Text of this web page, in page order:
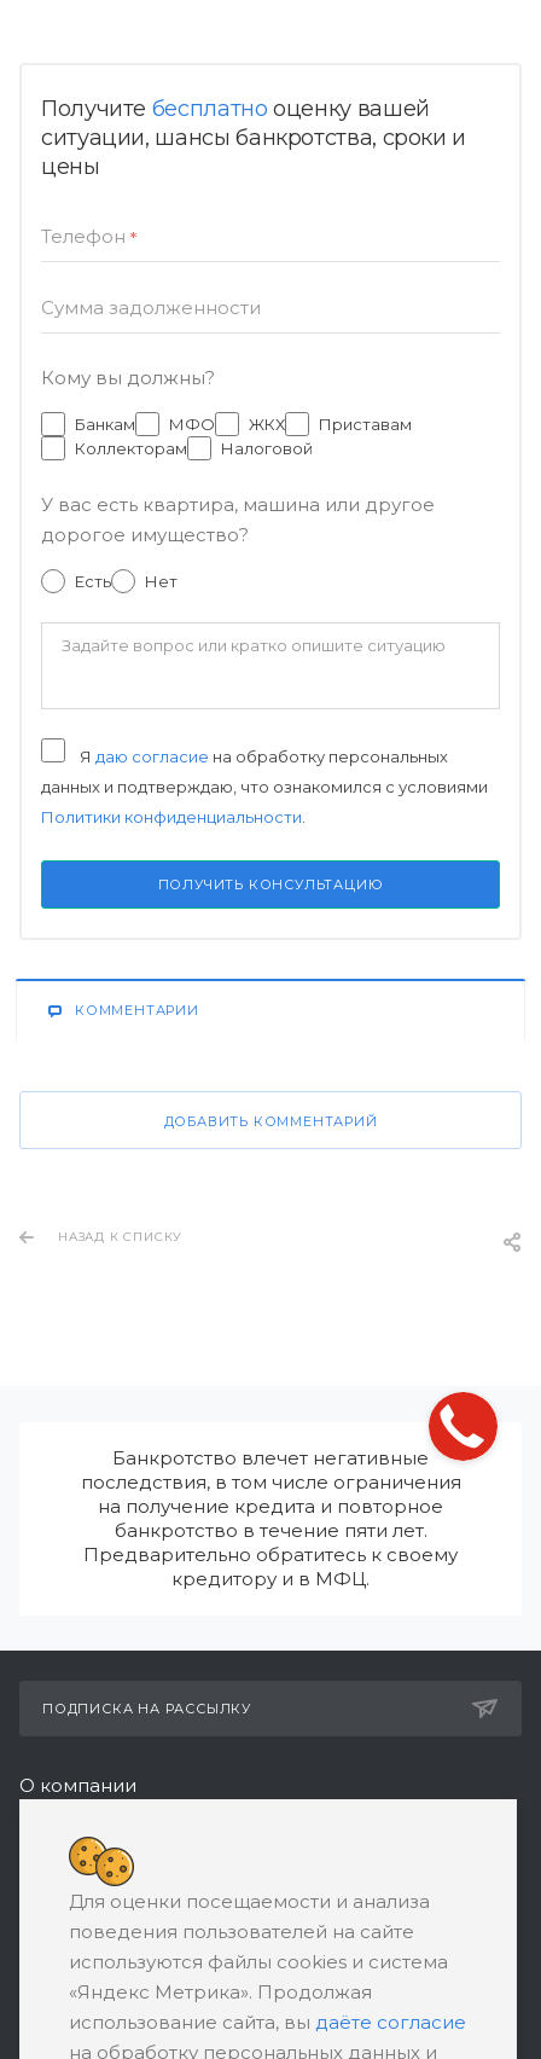
Получите бесплатно оценку вашей
ситуации, шансы банкротства, сроки и
цены
Телефон *
Сумма задолженности
Кому вы должны?
Банкам МФО ЖКХ
Приставам
Коллекторам
Налоговой
У вас есть квартира, машина или другое
дорогое имущество?
Есть Нет
Я даю согласие на обработку персональных
данных и подтверждаю, что ознакомился с условиями
Политики конфиденциальности
ПОЛУЧИТЬ КОНСУЛЬТАЦИЮ
КОММЕНТАРИИ
ДОБАВИТЬ КОММЕНТАРИЙ
НАЗАД К СПИСКУ
Банкротство влечет негативные
последствия, в том числе ограничения
на получение кредита и повторное
банкротство в течение пяти лет.
Предварительно обратитесь к своему
кредитору и в МФЦ.
ПОДПИСКА НА РАССЫЛКУ
О компании
Реквизиты
+7 (495) 532-05-11
ЗАКАЗАТЬ ЗВОНОК
support@ratingbankrotstva.ru
111398, Москва, ул. Плеханова, д. 30,
абонентский ящик №5
Для оценки посещаемости и анализа
поведения пользователей на сайте
используются файлы cookies и система
«Яндекс Метрика». Продолжая
использование сайта, вы даёте согласие
на обработку персональных данных и